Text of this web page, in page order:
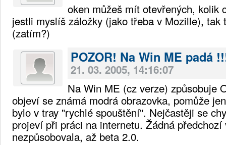
oken můžeš mít otevřených, kolik
jestli myslíš záložky (jako třeba v Mozille), tak
(zatím?)
POZOR! Na Win ME padá
21. 03. 2005, 14:16:07
Na Win ME (cz verze) způsobuje
objeví se známá modrá obrazovka, pomůže
bylo v tray "rychlé spouštění". Nejčastěji se
projeví při práci na internetu. Žádná předchozí
nezpůsobovala, až beta 2.0.